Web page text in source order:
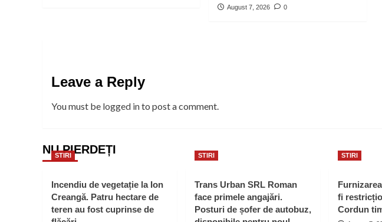
August 7, 2026 0
Leave a Reply
You must be logged into post a comment.
NU PIERDEȚI
STIRI
Incendiu de vegetație la Ion
Creangă. Patru hectare de
teren au fost cuprinse de
STIRI
Trans Urban SRL Roman
face primele angajări.
Posturi de șofer de autobuz,
STIRI
fi
Cordun